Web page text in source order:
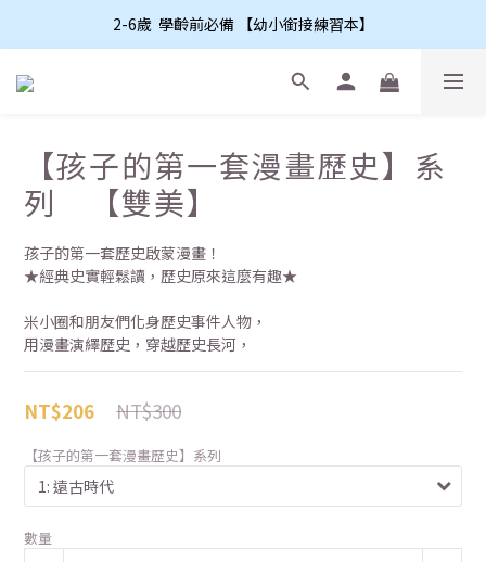
2-6歲  學齡前必備 【幼小銜接練習本】
【孩子的第一套漫畫歷史】系
列 【雙美】
孩子的第一套歷史啟蒙漫畫！
★經典史實輕鬆讀，歷史原來這麼有趣★
米小圈和朋友們化身歷史事件人物，
用漫畫演繹歷史，穿越歷史長河，
NT$300
NT$206
【孩子的第一套漫畫歷史】系列
數量